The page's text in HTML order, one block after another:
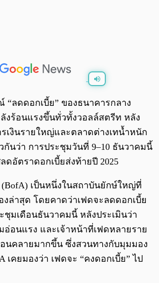
“ลดดอกเบี้ย” ของธนาคารกลาง
งร้อนแรงขึ้นทั่วทั้งวอลล์สตรีท หลัง
เงินรายใหญ่และตลาดต่างเทน้ำหนัก
กันว่า การประชุมวันที่ 9–10 ธันวาคมนี้
ดอัตราดอกเบี้ยส่งท้ายปี 2025
(BofA) เป็นหนึ่งในสถาบันยักษ์ใหญ่ที่
ล่าสุด โดยคาดว่าเฟดจะลดดอกเบี้ย
ชุมเดือนธันวาคมนี้ หลังประเมินว่า
อ่อนแรง และเจ้าหน้าที่เฟดหลายราย
นคลายมากขึ้น ซึ่งสวนทางกับมุมมอง
เคยมองว่า เฟดจะ “คงดอกเบี้ย” ไป